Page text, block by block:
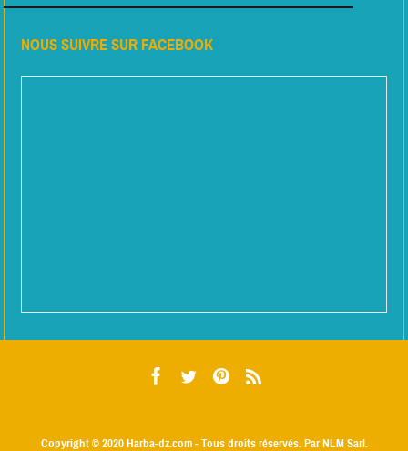
NOUS SUIVRE SUR FACEBOOK
Copyright © 2020Harba-dz.com- Tous droits réservés. Par NLM Sarl.